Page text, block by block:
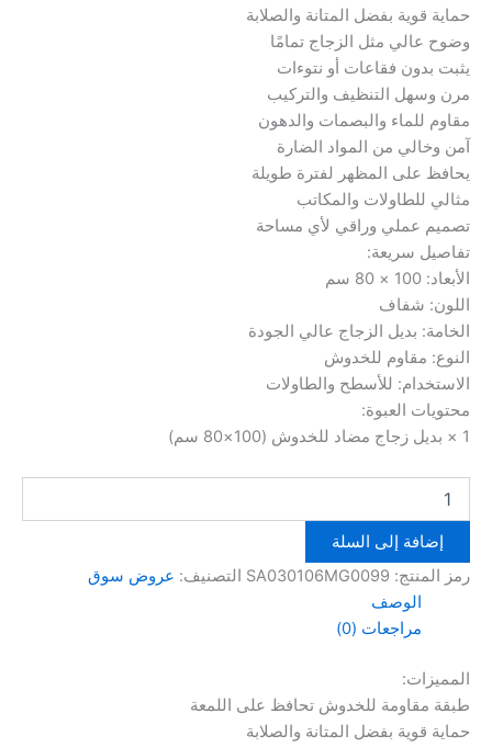
حماية قوية بفضل المتانة والصلابة
وضوح عالي مثل الزجاج تمامًا
يثبت بدون فقاعات أو نتوءات
مرن وسهل التنظيف والتركيب
مقاوم للماء والبصمات والدهون
آمن وخالي من المواد الضارة
يحافظ على المظهر لفترة طويلة
مثالي للطاولات والمكاتب
تصميم عملي وراقي لأي مساحة
تفاصيل سريعة:
الأبعاد: 100 × 80 سم
اللون: شفاف
الخامة: بديل الزجاج عالي الجودة
النوع: مقاوم للخدوش
الاستخدام: للأسطح والطاولات
محتويات العبوة:
1 × بديل زجاج مضاد للخدوش (100×80 سم)
Waterproof
plastic
table
cover
إضافة إلى السلة
رمز المنتج: SA030106MG0099 التصنيف: عروض سوق
الوصف
مراجعات (0)
المميزات:
طبقة مقاومة للخدوش تحافظ على اللمعة
حماية قوية بفضل المتانة والصلابة